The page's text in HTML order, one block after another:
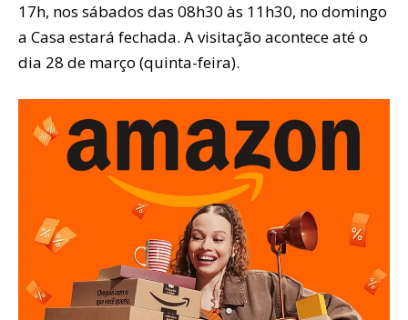
17h, nos sábados das 08h30 às 11h30, no domingo
a Casa estará fechada. A visitação acontece até o
dia 28 de março (quinta-feira).